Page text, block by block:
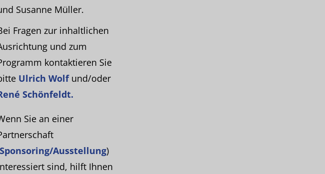
Susanne Müller.
Fragen zur inhaltlichen
und zum
kontaktieren Sie
Ulrich Wolfund/oder
Schönfeldt.
Sie an einer
Sponsoring/Ausstellung)
sind, hilft Ihnen